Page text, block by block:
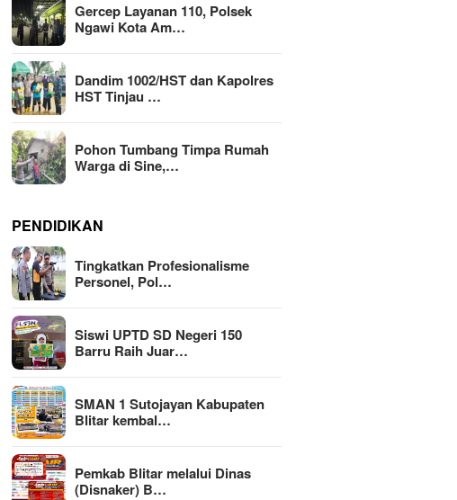
Gercep Layanan 110, Polsek
Ngawi Kota Am…
Dandim 1002/HST dan Kapolres
HST Tinjau …
Pohon Tumbang Timpa Rumah
Warga di Sine,…
PENDIDIKAN
Tingkatkan Profesionalisme
Personel, Pol…
Siswi UPTD SD Negeri 150
Barru Raih Juar…
SMAN 1 Sutojayan Kabupaten
Blitar kembal…
Pemkab Blitar melalui Dinas
(Disnaker) B…